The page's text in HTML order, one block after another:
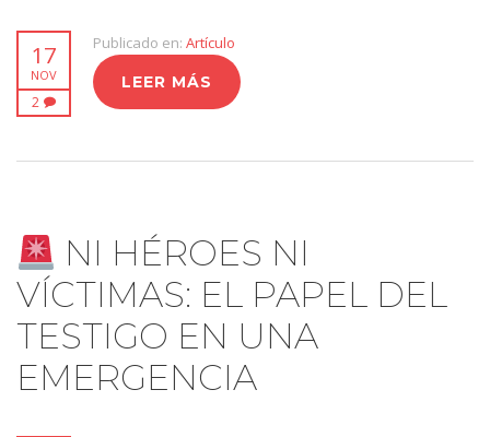
17
NOV
2
Publicado en: Artículo
LEER MÁS
NI HÉROES NI
VÍCTIMAS: EL PAPEL DEL
TESTIGO EN UNA
EMERGENCIA